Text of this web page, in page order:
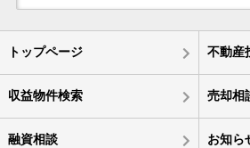
トップページ 不動産
収益物件検索 売却相
融資相談 お知ら